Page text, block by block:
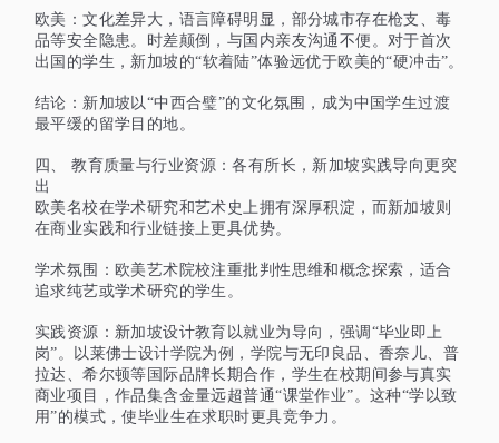
欧美：文化差异大，语言障碍明显，部分城市存在枪支、毒
品等安全隐患。时差颠倒，与国内亲友沟通不便。对于首次
出国的学生，新加坡的“软着陆”体验远优于欧美的“硬冲击”。
结论：新加坡以“中西合璧”的文化氛围，成为中国学生过渡
最平缓的留学目的地。
四、
教育质量与行业资源：各有所长，新加坡实践导向更突
出
欧美名校在学术研究和艺术史上拥有深厚积淀，而新加坡则
在商业实践和行业链接上更具优势。
学术氛围：欧美艺术院校注重批判性思维和概念探索，适合
追求纯艺或学术研究的学生。
实践资源：新加坡设计教育以就业为导向，强调 “毕业即上
岗”。以莱佛士设计学院为例，学院与无印良品、香奈儿、普
拉达、希尔顿等国际品牌长期合作，学生在校期间参与真实
商业项目，作品集含金量远超普通“课堂作业”。这种“学以致
用”的模式，使毕业生在求职时更具竞争力。